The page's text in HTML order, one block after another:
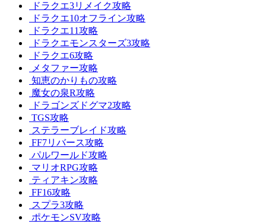
ドラクエ3リメイク攻略
ドラクエ10オフライン攻略
ドラクエ11攻略
ドラクエモンスターズ3攻略
ドラクエ6攻略
メタファー攻略
知恵のかりもの攻略
魔女の泉R攻略
ドラゴンズドグマ2攻略
TGS攻略
ステラーブレイド攻略
FF7リバース攻略
パルワールド攻略
マリオRPG攻略
ティアキン攻略
FF16攻略
スプラ3攻略
ポケモンSV攻略